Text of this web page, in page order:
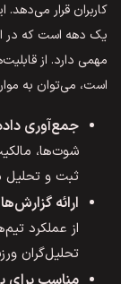
کاربران قرار
یک دهه است که در
مهمی دارد. از
است، می‌توان به
جمع‌آوری
شوت‌ها،
ثبت و تحلیل
ارائه
از عملکرد
تحلیل‌گران